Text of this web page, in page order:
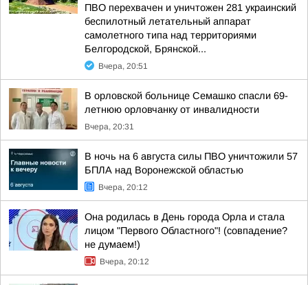
ПВО перехвачен и уничтожен 281 украинский
беспилотный летательный аппарат
самолетного типа над территориями
Белгородской, Брянской...
Вчера, 20:51
В орловской больнице Семашко спасли 69-
летнюю орловчанку от инвалидности
Вчера, 20:31
В ночь на 6 августа силы ПВО уничтожили 57
БПЛА над Воронежской областью
Вчера, 20:12
Она родилась в День города Орла и стала
лицом "Первого Областного"! (совпадение?
не думаем!)
Вчера, 20:12